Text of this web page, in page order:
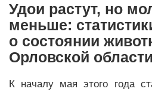
Удои растут, но
меньше:
о состоянии
Орловской
К началу мая этого года